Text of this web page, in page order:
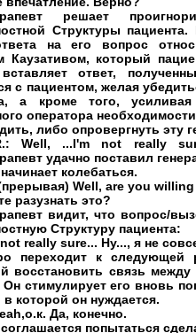
решает
Структуры
на его вопрос
Каузативом, который
ответ,
с пациентом, желая
а кроме того,
оператора
либо опровергнуть эту
Well, ...I'm not really
удачно поставил
колебаться.
Well, are you
разузнать это?
видит, что вопрос/
Структуру пациента:
really sure... Ну..., я не
переходит к следующей
восстановить связь
стимулирует его вновь
которой он нуждается.
Да, конечно.
попытаться